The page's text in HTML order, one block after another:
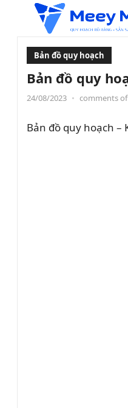
Bản đồ quy hoạch
Bản đồ quy
24/08/2023 • comments
Bản đồ quy hoạch –